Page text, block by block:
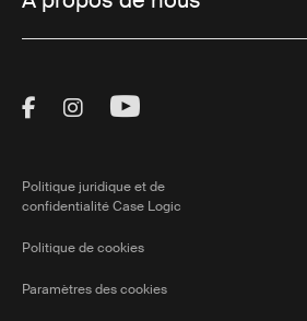
Visit Thule on Facebook
Visit Thule on
Visit Thule on
Politique juridique et de
confidentialité Case Logic
Politique de cookies
Paramètres des cookies